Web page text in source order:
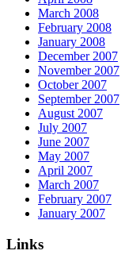
March 2008
February 2008
January 2008
December 2007
November 2007
October 2007
September 2007
August 2007
July 2007
June 2007
May 2007
April 2007
March 2007
February 2007
January 2007
Links